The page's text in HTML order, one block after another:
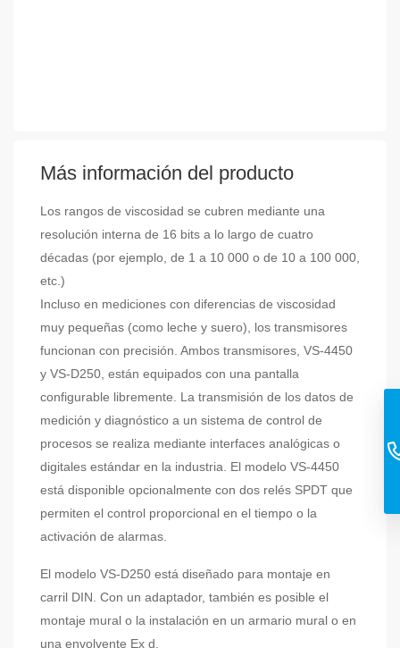
Más información del producto
Los rangos de viscosidad se cubren mediante una
resolución interna de 16 bits a lo largo de cuatro
décadas (por ejemplo, de 1 a 10 000 o de 10 a 100 000,
etc.)
Incluso en mediciones con diferencias de viscosidad
muy pequeñas (como leche y suero), los transmisores
funcionan con precisión. Ambos transmisores, VS-4450
y VS-D250, están equipados con una pantalla
configurable libremente. La transmisión de los datos de
medición y diagnóstico a un sistema de control de
procesos se realiza mediante interfaces analógicas o
digitales estándar en la industria. El modelo VS-4450
está disponible opcionalmente con dos relés SPDT que
permiten el control proporcional en el tiempo o la
activación de alarmas.
El modelo VS-D250 está diseñado para montaje en
carril DIN. Con un adaptador, también es posible el
montaje mural o la instalación en un armario mural o en
una envolvente Ex d.